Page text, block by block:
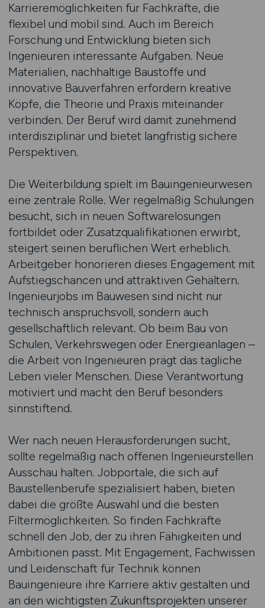
Karrieremöglichkeiten für Fachkräfte, die
flexibel und mobil sind. Auch im Bereich
Forschung und Entwicklung bieten sich
Ingenieuren interessante Aufgaben. Neue
Materialien, nachhaltige Baustoffe und
innovative Bauverfahren erfordern kreative
Köpfe, die Theorie und Praxis miteinander
verbinden. Der Beruf wird damit zunehmend
interdisziplinär und bietet langfristig sichere
Perspektiven.
Die Weiterbildung spielt im Bauingenieurwesen
eine zentrale Rolle. Wer regelmäßig Schulungen
besucht, sich in neuen Softwarelösungen
fortbildet oder Zusatzqualifikationen erwirbt,
steigert seinen beruflichen Wert erheblich.
Arbeitgeber honorieren dieses Engagement mit
Aufstiegschancen und attraktiven Gehältern.
Ingenieurjobs im Bauwesen sind nicht nur
technisch anspruchsvoll, sondern auch
gesellschaftlich relevant. Ob beim Bau von
Schulen, Verkehrswegen oder Energieanlagen –
die Arbeit von Ingenieuren prägt das tägliche
Leben vieler Menschen. Diese Verantwortung
motiviert und macht den Beruf besonders
sinnstiftend.
Wer nach neuen Herausforderungen sucht,
sollte regelmäßig nach offenen Ingenieurstellen
Ausschau halten. Jobportale, die sich auf
Baustellenberufe spezialisiert haben, bieten
dabei die größte Auswahl und die besten
Filtermöglichkeiten. So finden Fachkräfte
schnell den Job, der zu ihren Fähigkeiten und
Ambitionen passt. Mit Engagement, Fachwissen
und Leidenschaft für Technik können
Bauingenieure ihre Karriere aktiv gestalten und
an den wichtigsten Zukunftsprojekten unserer